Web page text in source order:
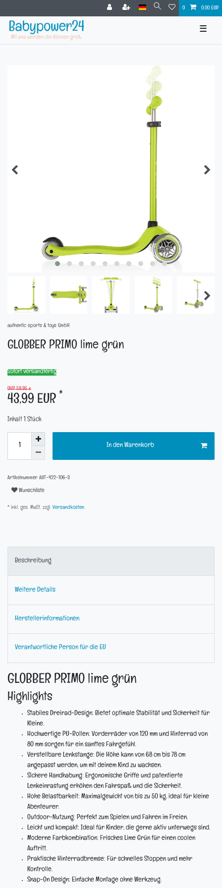
0 0,00 EUR
☰
authentic sports & toys GmbH
GLOBBER PRIMO lime grün
Sofort versandfertig
UVP 59,95 €
43,99 EUR
*
Inhalt Stück
In den Warenkorb
Artikelnummer AUT-422-106-3
Wunschliste
* inkl. ges. MwSt. zzgl. Versandkosten
Beschreibung
Weitere Details
Herstellerinformationen
Verantwortliche Person für die EU
GLOBBER PRIMO lime grün
Highlights
Stabiles Dreirad-Design: Bietet optimale Stabilität und Sicherheit für
Kleine.
Hochwertige PU-Rollen: Vorderräder von 120 mm und Hinterrad von
80 mm sorgen für ein sanftes Fahrgefühl.
Verstellbare Lenkstange: Die Höhe kann von 68 cm bis 78 cm
angepasst werden, um mit deinem Kind zu wachsen.
Sichere Handhabung: Ergonomische Griffe und patentierte
Lenkeinrastung erhöhen den Fahrspaß und die Sicherheit.
Hohe Belastbarkeit: Maximalgewicht von bis zu 50 kg, ideal für kleine
Abenteurer.
Outdoor-Nutzung: Perfekt zum Spielen und Fahren im Freien.
Leicht und kompakt: Ideal für Kinder, die gerne aktiv unterwegs sind.
Moderne Farbkombination: Frisches Lime Grün für einen coolen
Auftritt.
Praktische Hinterradbremse: Für schnelles Stoppen und mehr
Kontrolle.
Snap-On Design: Einfache Montage ohne Werkzeug.